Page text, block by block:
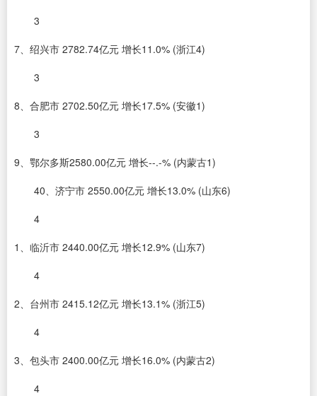
3
7、绍兴市 2782.74亿元 增长11.0% (浙江4)
3
8、合肥市 2702.50亿元 增长17.5% (安徽1)
3
9、鄂尔多斯2580.00亿元 增长--.-% (内蒙古1)
40、济宁市 2550.00亿元 增长13.0% (山东6)
4
1、临沂市 2440.00亿元 增长12.9% (山东7)
4
2、台州市 2415.12亿元 增长13.1% (浙江5)
4
3、包头市 2400.00亿元 增长16.0% (内蒙古2)
4